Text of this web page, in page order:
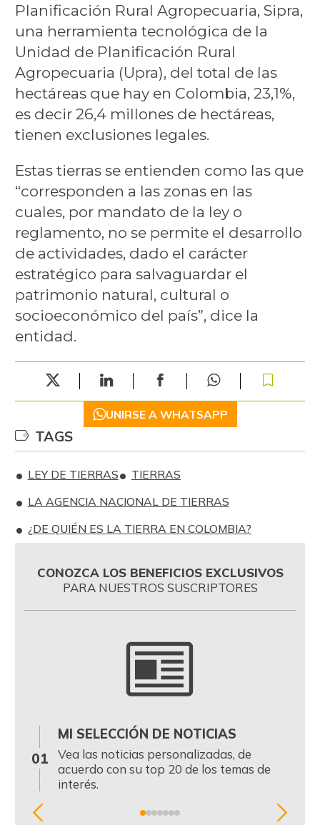
Planificación Rural Agropecuaria, Sipra,
una herramienta tecnológica de la
Unidad de Planificación Rural
Agropecuaria (Upra), del total de las
hectáreas que hay en Colombia, 23,1%,
es decir 26,4 millones de hectáreas,
tienen exclusiones legales.
Estas tierras se entienden como las que
“corresponden a las zonas en las
cuales, por mandato de la ley o
reglamento, no se permite el desarrollo
de actividades, dado el carácter
estratégico para salvaguardar el
patrimonio natural, cultural o
socioeconómico del país”, dice la
entidad.
UNIRSE A WHATSAPP
TAGS
LEY DE TIERRAS
TIERRAS
LA AGENCIA NACIONAL DE TIERRAS
¿DE QUIÉN ES LA TIERRA EN COLOMBIA?
CONOZCA LOS BENEFICIOS EXCLUSIVOS
PARA NUESTROS SUSCRIPTORES
01
MI SELECCIÓN DE NOTICIAS
Vea las noticias personalizadas, de
acuerdo con su top 20 de los temas de
interés.
Item